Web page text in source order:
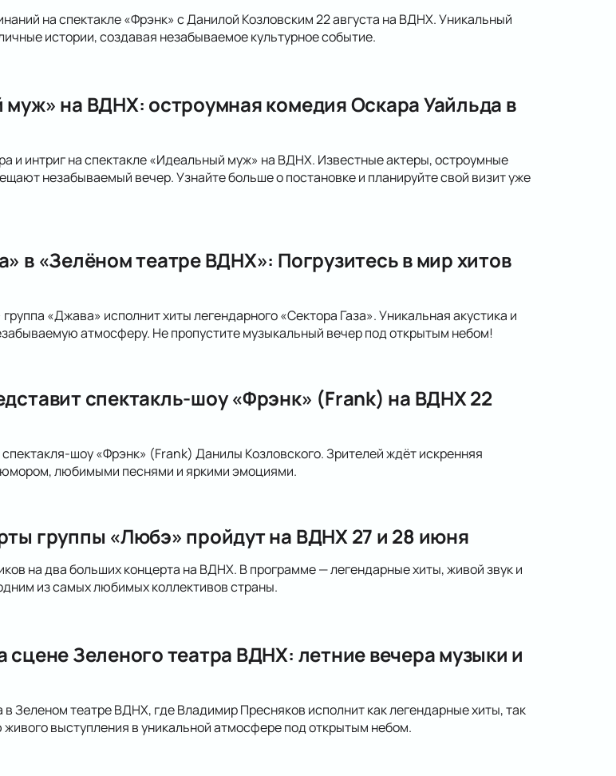
на спектакле «Фрэнк» с Данилой Козловским 22 августа на ВДНХ. Уникальный
истории, создавая незабываемое культурное событие.
на ВДНХ: остроумная комедия Оскара Уайльда в
и интриг на спектакле «Идеальный муж» на ВДНХ. Известные актеры, остроумные
незабываемый вечер. Узнайте больше о постановке и планируйте свой визит уже
в «Зелёном театре ВДНХ»: Погрузитесь в мир хитов
«Джава» исполнит хиты легендарного «Сектора Газа». Уникальная акустика и
атмосферу. Не пропустите музыкальный вечер под открытым небом!
спектакль-шоу «Фрэнк» (Frank) на ВДНХ 22
шоу «Фрэнк» (Frank) Данилы Козловского. Зрителей ждёт искренняя
любимыми песнями и яркими эмоциями.
группы «Любэ» пройдут на ВДНХ 27 и 28 июня
на два больших концерта на ВДНХ. В программе — легендарные хиты, живой звук и
из самых любимых коллективов страны.
Зеленого театра ВДНХ: летние вечера музыки и
Зеленом театре ВДНХ, где Владимир Пресняков исполнит как легендарные хиты, так
выступления в уникальной атмосфере под открытым небом.